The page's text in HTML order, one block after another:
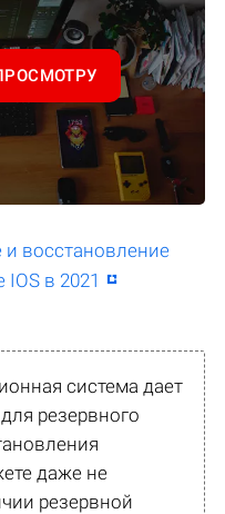
восстановление
IOS в 2021
система дает
резервного
даже не
резервной